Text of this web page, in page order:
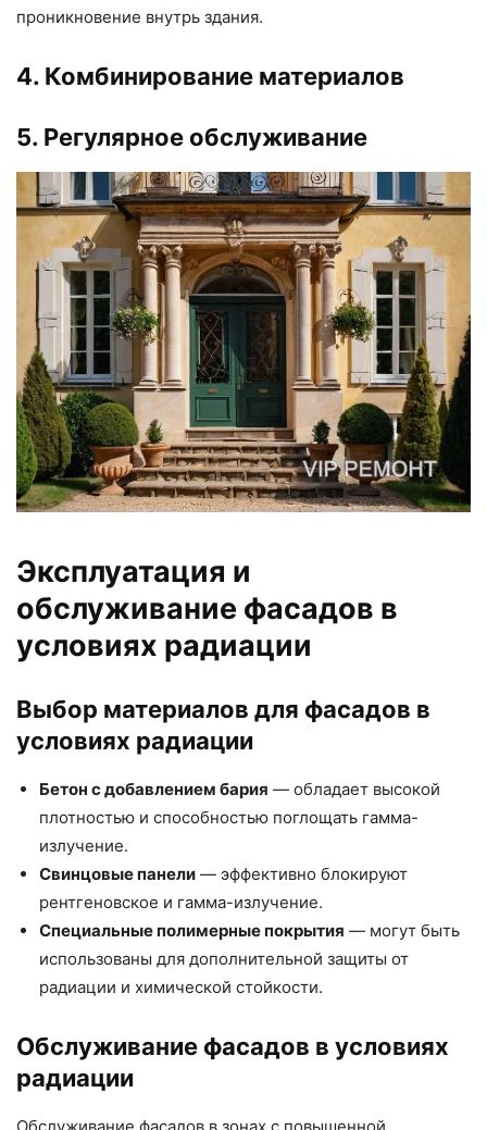
проникновение внутрь здания.
4. Комбинирование материалов
5. Регулярное обслуживание
Эксплуатация и
обслуживание фасадов в
условиях радиации
Выбор материалов для фасадов в
условиях радиации
Бетон с добавлением бария — обладает высокой
плотностью и способностью поглощать гамма-
излучение.
Свинцовые панели — эффективно блокируют
рентгеновское и гамма-излучение.
Специальные полимерные покрытия — могут быть
использованы для дополнительной защиты от
радиации и химической стойкости.
Обслуживание фасадов в условиях
радиации